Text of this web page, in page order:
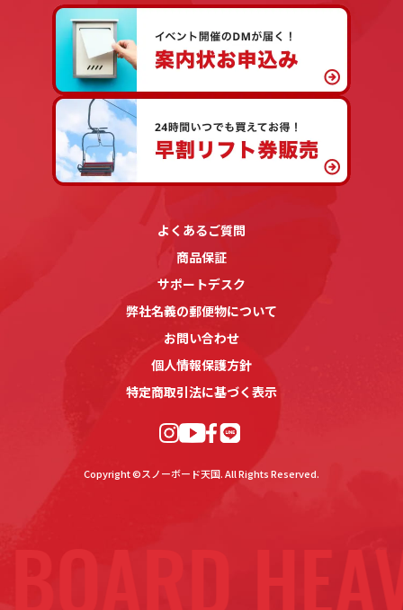
よくあるご質問
商品保証
サポートデスク
弊社名義の郵便物について
お問い合わせ
個人情報保護方針
特定商取引法に基づく表示
Copyright ©スノーボード天国. All Rights Reserved.